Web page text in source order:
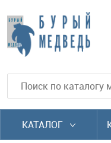
КАТАЛОГ